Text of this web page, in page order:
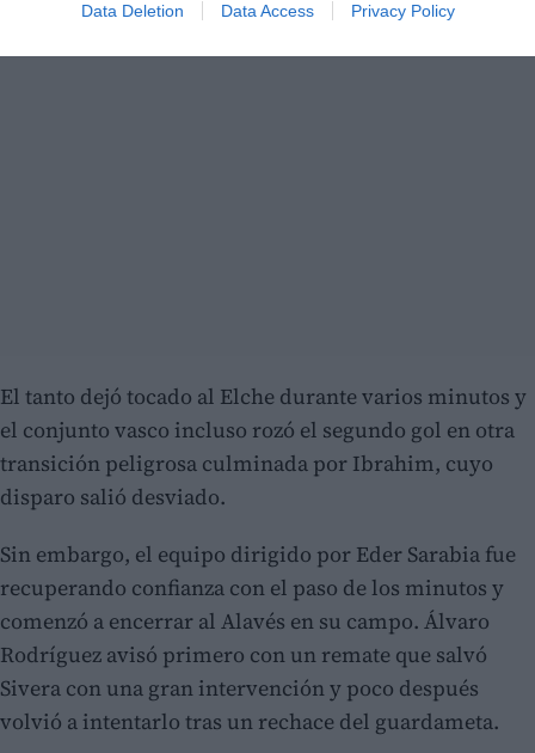
Data Deletion Data Access Privacy Policy
El tanto dejó tocado al Elche durante varios minutos y
el conjunto vasco incluso rozó el segundo gol en otra
transición peligrosa culminada por Ibrahim, cuyo
disparo salió desviado.
Sin embargo, el equipo dirigido por Eder Sarabia fue
recuperando confianza con el paso de los minutos y
comenzó a encerrar al Alavés en su campo. Álvaro
Rodríguez avisó primero con un remate que salvó
Sivera con una gran intervención y poco después
volvió a intentarlo tras un rechace del guardameta.